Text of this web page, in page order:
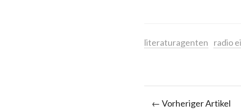
literaturagenten radio
← Vorheriger Artikel